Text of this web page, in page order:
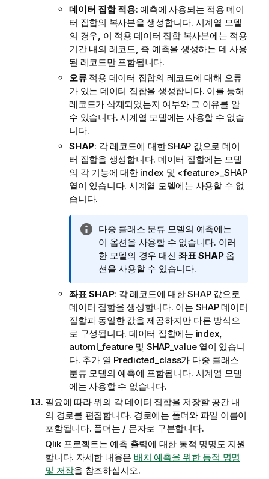
데이터 집합 적용: 예측에 사용되는 적용 데이
터 집합의 복사본을 생성합니다. 시계열 모델
의 경우, 이 적용 데이터 집합 복사본에는 적용
기간 내의 레코드, 즉 예측을 생성하는 데 사용
된 레코드만 포함됩니다.
오류적용 데이터 집합의 레코드에 대해 오류
가 있는 데이터 집합을 생성합니다. 이를 통해
레코드가 삭제되었는지 여부와 그 이유를 알
수 있습니다. 시계열 모델에는 사용할 수 없습
니다.
SHAP: 각 레코드에 대한 SHAP 값으로 데이
터 집합을 생성합니다. 데이터 집합에는 모델
의 각 기능에 대한 index 및 <feature>_SHAP
열이 있습니다. 시계열 모델에는 사용할 수 없
습니다.
정
보
메
모
다중 클래스 분류 모델의 예측에는
이 옵션을 사용할 수 없습니다. 이러
한 모델의 경우 대신 좌표 SHAP옵
션을 사용할 수 있습니다.
좌표 SHAP: 각 레코드에 대한 SHAP 값으로
데이터 집합을 생성합니다. 이는 SHAP 데이터
집합과 동일한 값을 제공하지만 다른 방식으
로 구성됩니다. 데이터 집합에는 index,
automl_feature및 SHAP_value열이 있습니
다. 추가 열 Predicted_class가 다중 클래스
분류 모델의 예측에 포함됩니다. 시계열 모델
에는 사용할 수 없습니다.
필요에 따라 위의 각 데이터 집합을 저장할 공간 내
의 경로를 편집합니다. 경로에는 폴더와 파일 이름이
포함됩니다. 폴더는 / 문자로 구분합니다.
Qlik 프로젝트는 예측 출력에 대한 동적 명명도 지원
합니다. 자세한 내용은 배치 예측을 위한 동적 명명
및 저장을 참조하십시오.